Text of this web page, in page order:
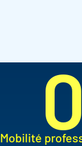
Mobilité